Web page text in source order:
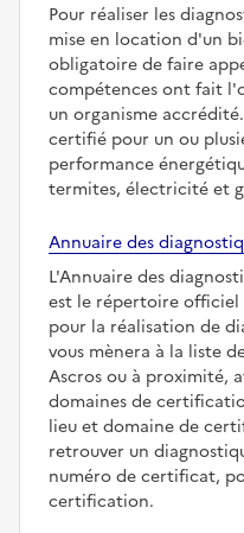
Pour réaliser les
mise en location d'un
obligatoire de faire
compétences ont fait
un organisme
certifié pour un ou
performance
termites, électricité et
Annuaire des
L'Annuaire des
est le répertoire officiel
pour la réalisation de
vous mènera à la liste
Ascros ou à proximité,
domaines de
lieu et domaine de
retrouver un
numéro de certificat,
certification.